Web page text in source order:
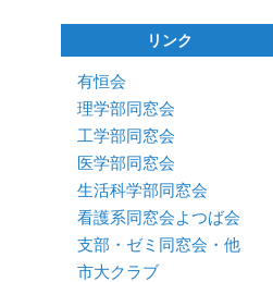
リンク
有恒会
理学部同窓会
工学部同窓会
医学部同窓会
生活科学部同窓会
看護系同窓会よつば会
支部・ゼミ同窓会・他
市大クラブ